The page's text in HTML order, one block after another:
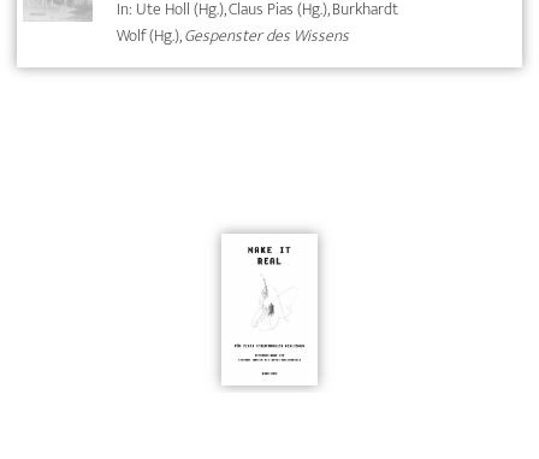
In: Ute Holl (Hg.), Claus Pias (Hg.), Burkhardt
Wolf (Hg.),Gespenster des Wissens